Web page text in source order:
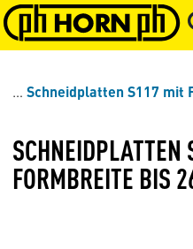
Springe zu Hauptinhalt
SCHNEIDPLATTEN
FORMBREITE BIS